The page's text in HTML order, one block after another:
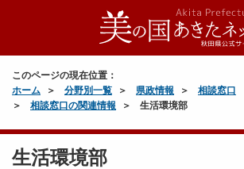
このページの現在位置：
ホーム
分野別一覧 県政情報
相談窓口
相談窓口の関連情報
生活環境部
生活環境部